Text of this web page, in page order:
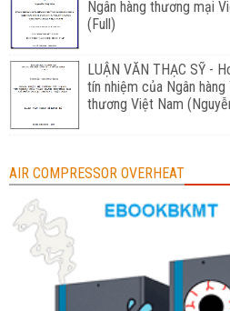
Ngân hàng thương mại
(Full)
LUẬN VĂN THẠC SỸ -
tín nhiệm của Ngân
thương Việt Nam
AIR COMPRESSOR OVERHEAT